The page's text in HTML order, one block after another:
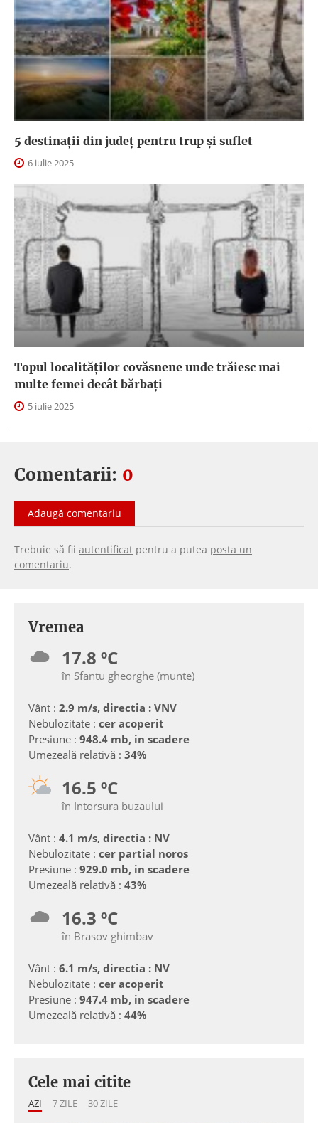
5 destinații din județ pentru trup și suflet
6 iulie 2025
Topul localităților covăsnene unde trăiesc mai
multe femei decât bărbați
5 iulie 2025
Comentarii: 0
Adaugă comentariu
Trebuie să fii autentificat pentru a putea posta un
comentariu.
Vremea
17.8 ºC
în Sfantu gheorghe (munte)
Vânt : 2.9 m/s, directia : VNV
Nebulozitate : cer acoperit
Presiune : 948.4 mb, in scadere
Umezeală relativă : 34%
16.5 ºC
în Intorsura buzaului
Vânt : 4.1 m/s, directia : NV
Nebulozitate : cer partial noros
Presiune : 929.0 mb, in scadere
Umezeală relativă : 43%
16.3 ºC
în Brasov ghimbav
Vânt : 6.1 m/s, directia : NV
Nebulozitate : cer acoperit
Presiune : 947.4 mb, in scadere
Umezeală relativă : 44%
Cele mai citite
AZI 7 ZILE 30 ZILE